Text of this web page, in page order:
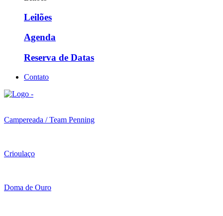
Leilões
Agenda
Reserva de Datas
Contato
Campereada / Team Penning
Crioulaço
Doma de Ouro